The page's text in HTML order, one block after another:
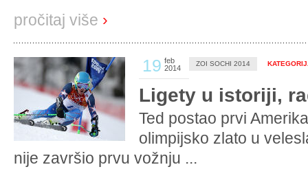
pročitaj više ›
19 feb
2014
ZOI SOCHI 2014
Ligety u istoriji,
Ted postao prvi
olimpijsko zlato u
nije završio prvu vožnju ...